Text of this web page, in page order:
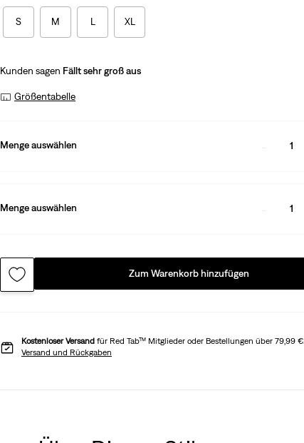
S M L XL
Kunden sagen Fällt sehr groß aus
Größentabelle
Menge auswählen 1
Menge auswählen 1
Zum Warenkorb hinzufügen
Kostenloser Versand für Red Tab™ Mitglieder oder Bestellungen über 79,99 €.
Versand und Rückgaben